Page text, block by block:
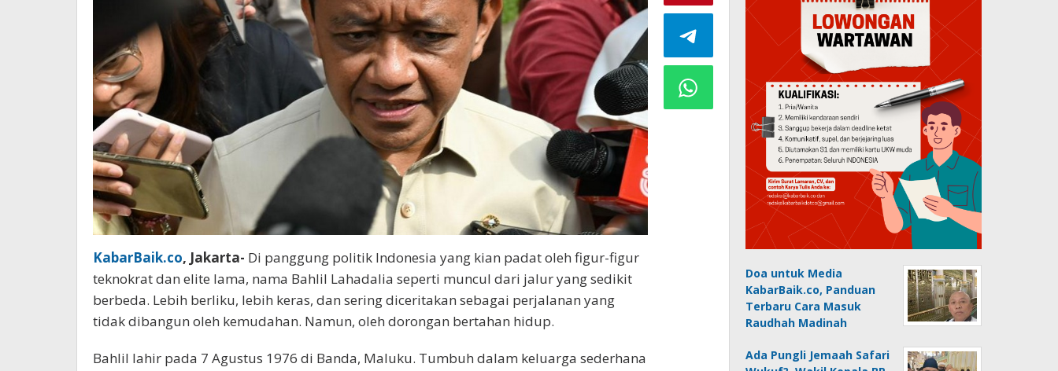
KabarBaik.co, Jakarta- Di panggung politik Indonesia yang kian padat oleh figur-figur
teknokrat dan elite lama, nama Bahlil Lahadalia seperti muncul dari jalur yang sedikit
berbeda. Lebih berliku, lebih keras, dan sering diceritakan sebagai perjalanan yang
tidak dibangun oleh kemudahan. Namun, oleh dorongan bertahan hidup.
Bahlil lahir pada 7 Agustus 1976 di Banda, Maluku. Tumbuh dalam keluarga sederhana
Doa untuk Media
KabarBaik.co, Panduan
Terbaru Cara Masuk
Raudhah Madinah
Ada Pungli Jemaah Safari